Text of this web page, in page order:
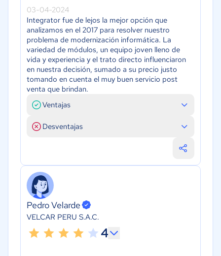
03-04-2024
Integrator fue de lejos la mejor opción que
analizamos en el 2017 para resolver nuestro
problema de modernización informática. La
variedad de módulos, un equipo joven lleno de
vida y experiencia y el trato directo influenciaron
en nuestra decisión, sumado a su precio justo
tomando en cuenta el muy buen servicio post
venta que brindan.
Ventajas
Desventajas
Pedro Velarde
VELCAR PERU S.A.C.
4